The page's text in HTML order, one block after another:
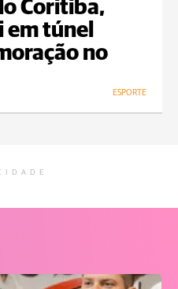
Coritiba,
em túnel
no
ESPORTE